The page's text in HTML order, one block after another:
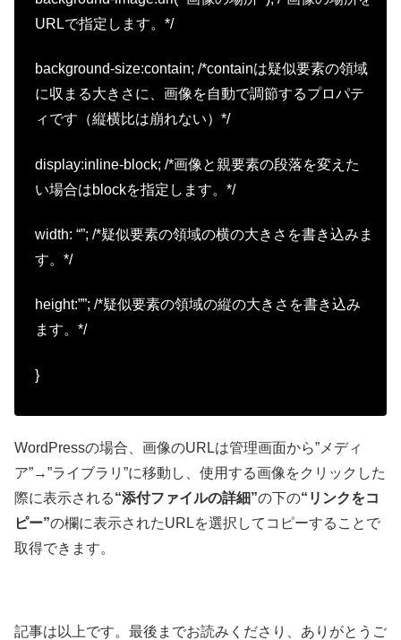
URLで指定します。*/
background-size:contain; /*containは疑似要素の領域
に収まる大きさに、画像を自動で調節するプロパテ
ィです（縦横比は崩れない）*/
display:inline-block; /*画像と親要素の段落を変えた
い場合はblockを指定します。*/
width: “”; /*疑似要素の領域の横の大きさを書き込みま
す。*/
height:””; /*疑似要素の領域の縦の大きさを書き込み
ます。*/
}
WordPressの場合、画像のURLは管理画面から”メディ
ア”→”ライブラリ”に移動し、使用する画像をクリックした
際に表示される“添付ファイルの詳細”の下の“リンクをコ
ピー”の欄に表示されたURLを選択してコピーすることで
取得できます。
記事は以上です。最後までお読みくださり、ありがとうご